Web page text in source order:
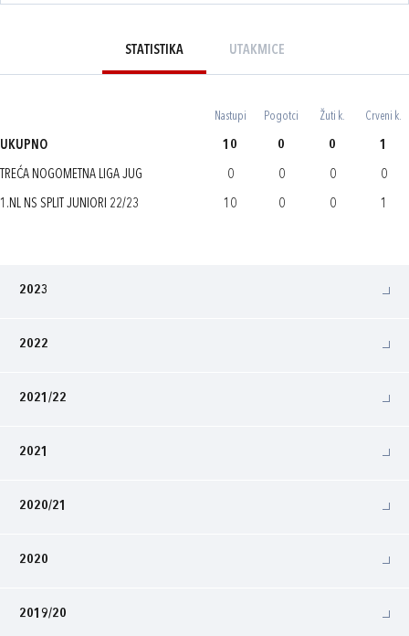
STATISTIKA UTAKMICE
Nastupi Pogotci Žuti k. Crveni k.
UKUPNO 10 0 0 1
TREĆA NOGOMETNA LIGA JUG 0 0 0 0
1.NL NS SPLIT JUNIORI 22/23 10 0 0 1
2023
2022
2021/22
2021
2020/21
2020
2019/20